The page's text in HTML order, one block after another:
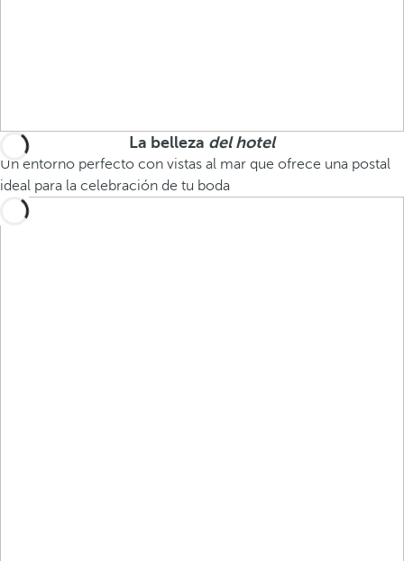
La belleza del hotel
Un entorno perfecto con vistas al mar que ofrece una postal
ideal para la celebración de tu boda